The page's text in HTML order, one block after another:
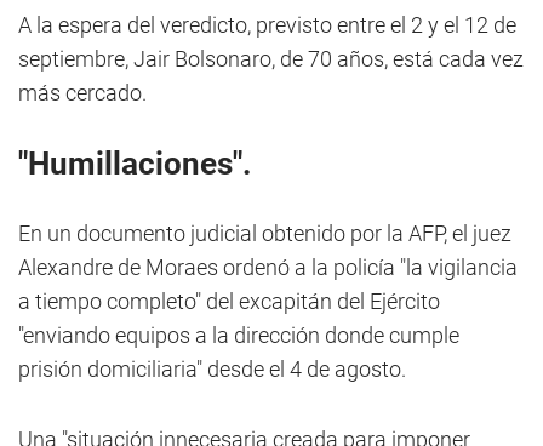
A la espera del veredicto, previsto entre el 2 y el 12 de
septiembre, Jair Bolsonaro, de 70 años, está cada vez
más cercado.
"Humillaciones".
En un documento judicial obtenido por la AFP, el juez
Alexandre de Moraes ordenó a la policía "la vigilancia
a tiempo completo" del excapitán del Ejército
"enviando equipos a la dirección donde cumple
prisión domiciliaria" desde el 4 de agosto.
Una "situación innecesaria creada para imponer